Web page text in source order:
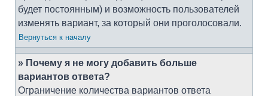
будет постоянным) и возможность пользователей
изменять вариант, за который они проголосовали.
Вернуться к началу
» Почему я не могу добавить больше
вариантов ответа?
Ограничение количества вариантов ответа